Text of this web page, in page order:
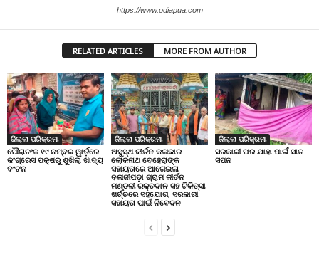
https://www.odiapua.com
RELATED ARTICLES MORE FROM AUTHOR
ଜିଲ୍ଲା ପରିକ୍ରମା
ପୌରାଚଂଳ ୧୯ ନମ୍ବର ୱାର୍ଡ଼ରେ
କଂଗ୍ରେସ ପକ୍ଷରୁ ଶୁଖିଲା ଖାଦ୍ୟ
ବଂଟନ
ଜିଲ୍ଲା ପରିକ୍ରମା
ଅସୁସ୍ଥ କୀର୍ତନ କଳାକାର
ଲୋକନାଥ ବେହେରାଙ୍କ
ସହାୟତାରେ ଆଗେଇଲା
ବଳାଜୀପଡ଼ା ଗ୍ରାମ କୀର୍ତନ
ମଣ୍ଡଳୀ ରକ୍ତଦାନ ସହ ଚିକିତ୍ସା
ଖର୍ଚ୍ଚରେ ସହଯୋଗ, ସରକାରୀ
ସହାୟତା ପାଇଁ ନିବେଦନ
ଜିଲ୍ଲା ପରିକ୍ରମା
ସରକାରୀ ଘର ଯାହା ପାଇଁ ସାତ
ସପନ